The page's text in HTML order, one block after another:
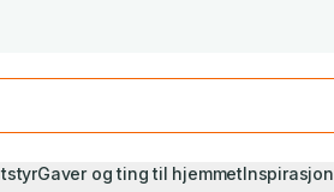
Gaver og ting til hjemmetInspirasjon